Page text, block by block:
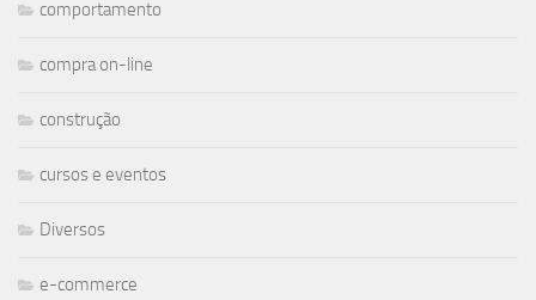
comportamento
compra on-line
construção
cursos e eventos
Diversos
e-commerce